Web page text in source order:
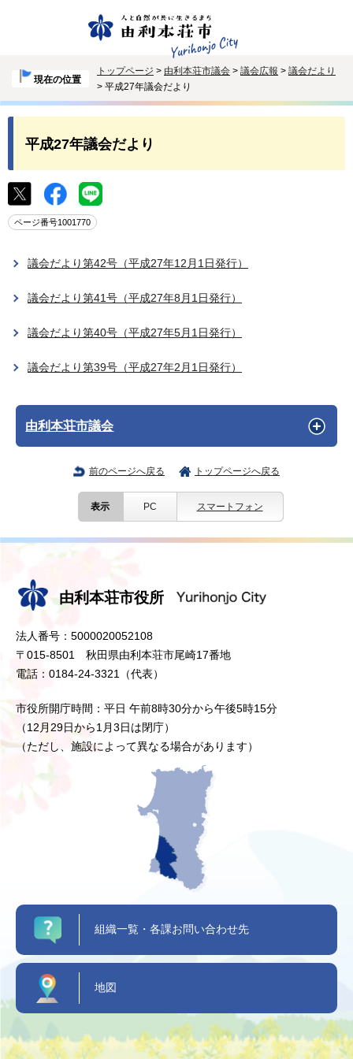
現在の位置
トップページ > 由利本荘市議会 > 議会広報 > 議会だより
> 平成27年議会だより
平成27年議会だより
ページ番号1001770
議会だより第42号（平成27年12月1日発行）
議会だより第41号（平成27年8月1日発行）
議会だより第40号（平成27年5月1日発行）
議会だより第39号（平成27年2月1日発行）
由利本荘市議会
前のページへ戻る トップページへ戻る
表示 PC スマートフォン
由利本荘市役所
法人番号：5000020052108
〒015-8501 秋田県由利本荘市尾崎17番地
電話：0184-24-3321（代表）
市役所開庁時間：平日 午前8時30分から午後5時15分
（12月29日から1月3日は閉庁）
（ただし、施設によって異なる場合があります）
組織一覧・各課お問い合わせ先
地図